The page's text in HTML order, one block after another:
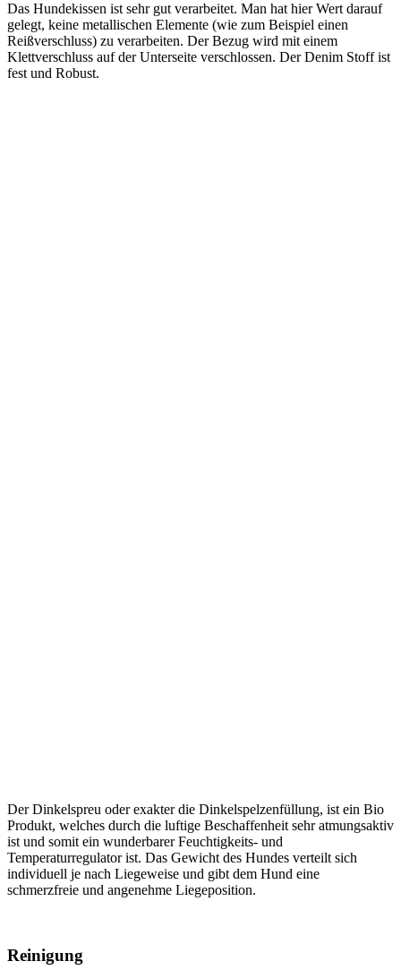
Das Hundekissen ist sehr gut verarbeitet. Man hat hier Wert darauf
gelegt, keine metallischen Elemente (wie zum Beispiel einen
Reißverschluss) zu verarbeiten. Der Bezug wird mit einem
Klettverschluss auf der Unterseite verschlossen. Der Denim Stoff ist
fest und Robust.
Der Dinkelspreu oder exakter die Dinkelspelzenfüllung, ist ein Bio
Produkt, welches durch die luftige Beschaffenheit sehr atmungsaktiv
ist und somit ein wunderbarer Feuchtigkeits- und
Temperaturregulator ist. Das Gewicht des Hundes verteilt sich
individuell je nach Liegeweise und gibt dem Hund eine
schmerzfreie und angenehme Liegeposition.
Reinigung